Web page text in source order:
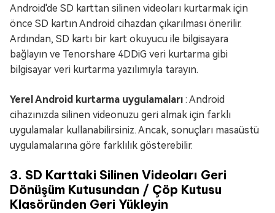
Android'de SD karttan silinen videoları kurtarmak için
önce SD kartın Android cihazdan çıkarılması önerilir.
Ardından, SD kartı bir kart okuyucu ile bilgisayara
bağlayın ve Tenorshare 4DDiG veri kurtarma gibi
bilgisayar veri kurtarma yazılımıyla tarayın.
Yerel Android kurtarma uygulamaları : Android
cihazınızda silinen videonuzu geri almak için farklı
uygulamalar kullanabilirsiniz. Ancak, sonuçları masaüstü
uygulamalarına göre farklılık gösterebilir.
3. SD Karttaki Silinen Videoları Geri
Dönüşüm Kutusundan / Çöp Kutusu
Klasöründen Geri Yükleyin